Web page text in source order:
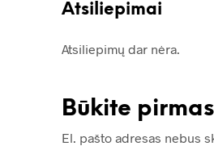
Atsiliepimai
Atsiliepimų dar nėra.
Būkite
El. pašto adresas nebus